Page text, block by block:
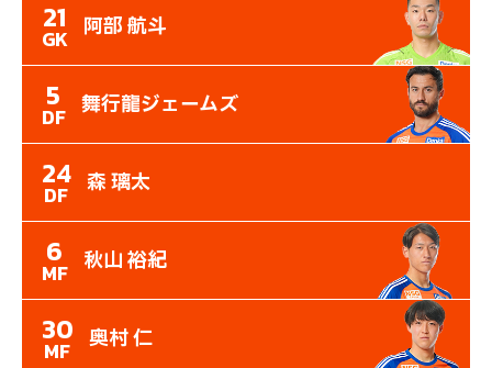
21
GK 阿部 航斗
5
DF 舞行龍ジェームズ
24
DF 森 璃太
6
MF 秋山 裕紀
30
MF 奥村 仁